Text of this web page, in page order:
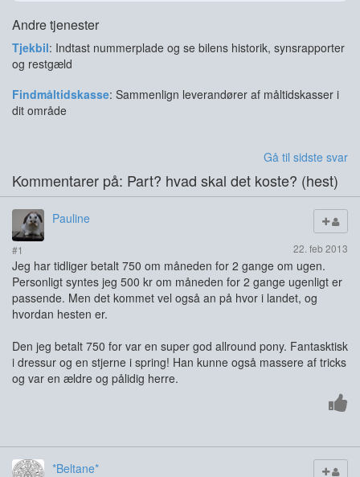
Andre tjenester
Tjekbil: Indtast nummerplade og se bilens historik, synsrapporter
og restgæld
Findmåltidskasse: Sammenlign leverandører af måltidskasser i
dit område
Gå til sidste svar
Kommentarer på: Part? hvad skal det koste? (hest)
Pauline
#1 22. feb 2013
Jeg har tidliger betalt 750 om måneden for 2 gange om ugen.
Personligt syntes jeg 500 kr om måneden for 2 gange ugenligt er
passende. Men det kommet vel også an på hvor i landet, og
hvordan hesten er.
Den jeg betalt 750 for var en super god allround pony. Fantasktisk
i dressur og en stjerne i spring! Han kunne også massere af tricks
og var en ældre og pålidig herre.
*Beltane*